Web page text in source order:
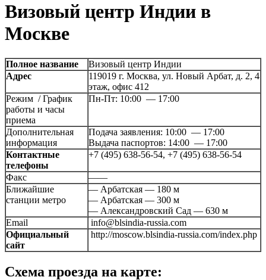
Визовый центр Индии в
Москве
Полное название
Визовый центр Индии
Адрес
119019 г. Москва, ул. Новый Арбат, д. 2, 4
этаж, офис 412
Режим / График
работы и часы
приема
Пн-Пт: 10:00 — 17:00
Дополнительная
информация
Подача заявления: 10:00 — 17:00
Выдача паспортов: 14:00 — 17:00
Контактные
телефоны
+7 (495) 638-56-54, +7 (495) 638-56-54
Факс
——
Ближайшие
станции метро
— Арбатская — 180 м
— Арбатская — 300 м
— Александровский Сад — 630 м
Email
info@blsindia-russia.com
Официальный
сайт
http://moscow.blsindia-russia.com/index.php
Схема проезда на карте: